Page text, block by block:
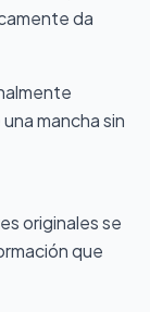
da
mancha sin
originales se
que